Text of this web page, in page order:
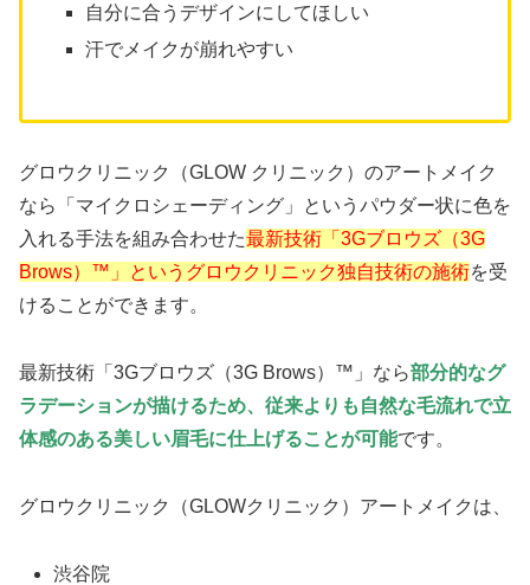
自分に合うデザインにしてほしい
汗でメイクが崩れやすい
グロウクリニック（GLOW クリニック）のアートメイク
なら「マイクロシェーディング」というパウダー状に色を
入れる手法を組み合わせた最新技術「3Gブロウズ（3G
Brows）™」というグロウクリニック独自技術の施術を受
けることができます。
最新技術「3Gブロウズ（3G Brows）™」なら部分的なグ
ラデーションが描けるため、従来よりも自然な毛流れで立
体感のある美しい眉毛に仕上げることが可能です。
グロウクリニック（GLOWクリニック）アートメイクは、
渋谷院